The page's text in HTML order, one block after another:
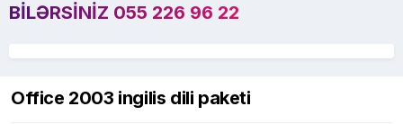
BILƏRSINIZ 055 226 96 22
Office 2003 ingilis dili paketi